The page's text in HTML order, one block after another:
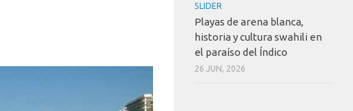
SLIDER
Playas de arena blanca,
historia y cultura swahili en
el paraíso del Índico
26 JUN, 2026